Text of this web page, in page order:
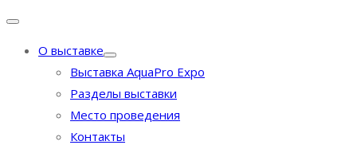
О выставке
Выставка AquaPro Expo
Разделы выставки
Место проведения
Контакты